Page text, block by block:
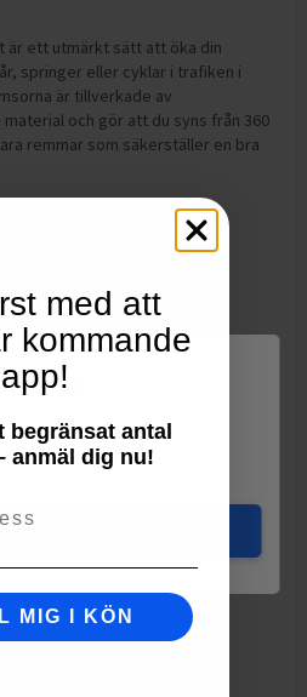
ett utmärkt sätt att öka din
springer eller cyklar i trafiken i
är tillverkade av
och gör att du syns från 360
remmar som säkerställer en bra
torrt och inte i direkt solljus
upplevelse, mäta sajtens
koppling använder vi
med att
kommande
app!
begränsat antal
anmäl dig nu!
MIG I KÖN